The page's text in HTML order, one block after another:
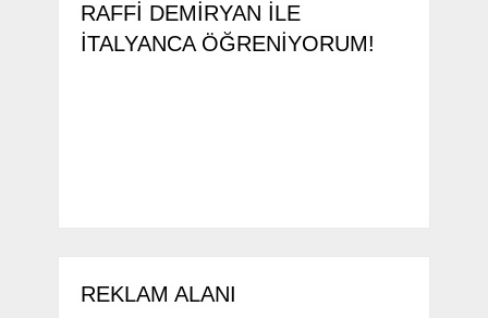
RAFFI DEMIRYAN ILE
İTALYANCA ÖĞRENIYORUM!
REKLAM ALANI